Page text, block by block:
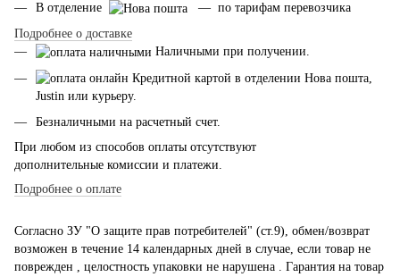
В отделение
— по тарифам перевозчика
Подробнее о доставке
Наличными при получении.
Кредитной картой в отделении Нова пошта,
Justin или курьеру.
Безналичными на расчетный счет.
При любом из способов оплаты отсутствуют
дополнительные комиссии и платежи.
Подробнее о оплате
Согласно ЗУ "О защите прав потребителей" (ст.9), обмен/возврат
возможен в течение 14 календарных дней в случае, если товар не
поврежден , целостность упаковки не нарушена . Гарантия на товар